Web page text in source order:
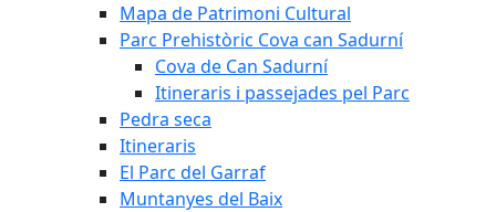
Mapa de Patrimoni Cultural
Parc Prehistòric Cova can Sadurní
Cova de Can Sadurní
Itineraris i passejades pel Parc
Pedra seca
Itineraris
El Parc del Garraf
Muntanyes del Baix